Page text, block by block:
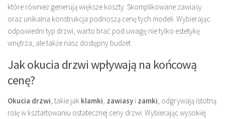
które również generują większe koszty. Skomplikowane zawiasy
oraz unikalna konstrukcja podnoszą cenę tych modeli. Wybierając
odpowiedni typ drzwi, warto brać pod uwagę nie tylko estetykę
wnętrza, ale także nasz dostępny budżet.
Jak okucia drzwi wpływają na końcową
cenę?
Okucia drzwi , takie jak klamki zawiasy i zamki , odgrywają istotną
rolę w kształtowaniu ostatecznej ceny drzwi. Wybierając wysokiej